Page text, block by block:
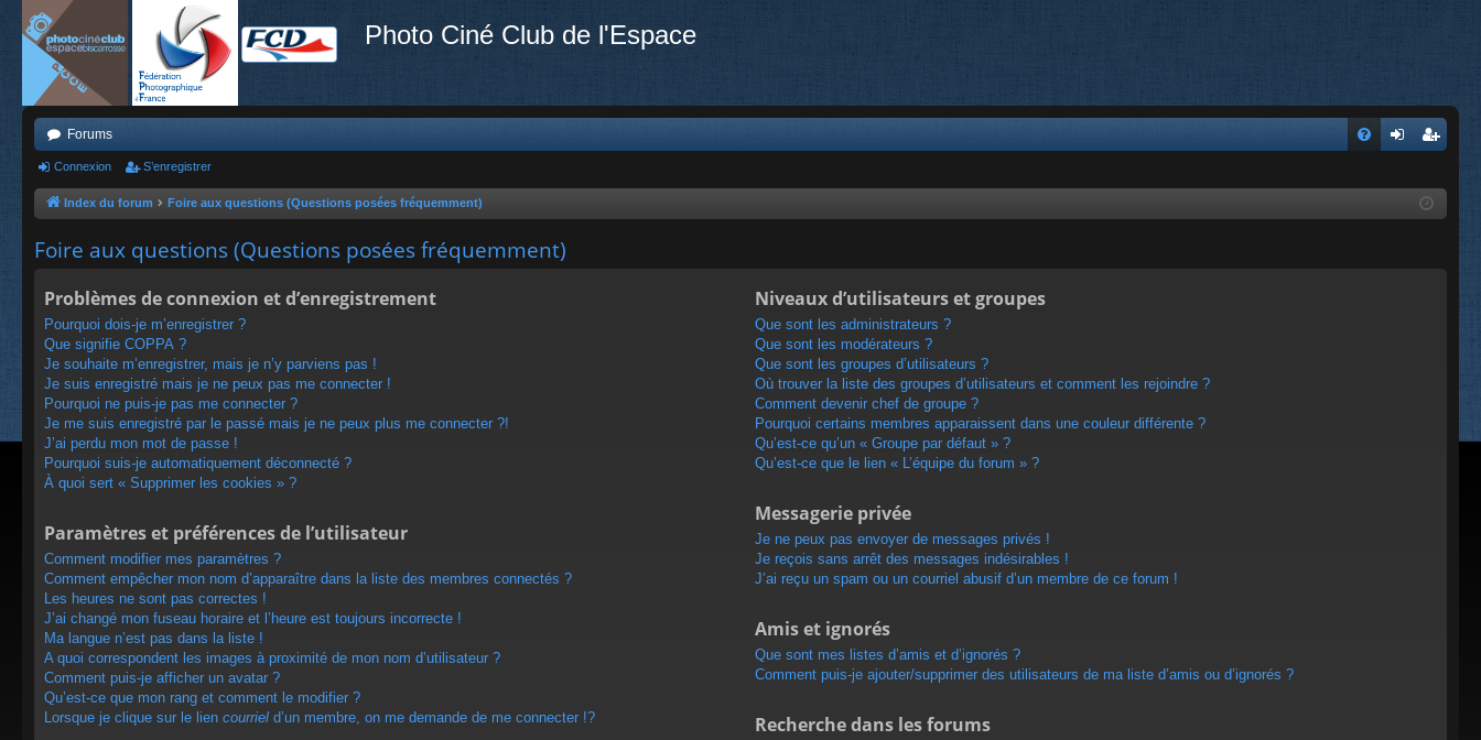
Photo Ciné Club de l'Espace
Forums
nr
Connexion S’enregistrer
Index du forum Foire aux questions (Questions posées fréquemment)
Foire aux questions (Questions posées fréquemment)
Problèmes de connexion et d’enregistrement
Pourquoi dois-je m’enregistrer ?
Que signifie COPPA ?
Je souhaite m’enregistrer, mais je n’y parviens pas !
Je suis enregistré mais je ne peux pas me connecter !
Pourquoi ne puis-je pas me connecter ?
Je me suis enregistré par le passé mais je ne peux plus me connecter ?!
J’ai perdu mon mot de passe !
Pourquoi suis-je automatiquement déconnecté ?
À quoi sert « Supprimer les cookies » ?
Paramètres et préférences de l’utilisateur
Comment modifier mes paramètres ?
Comment empêcher mon nom d’apparaître dans la liste des membres connectés ?
Les heures ne sont pas correctes !
J’ai changé mon fuseau horaire et l’heure est toujours incorrecte !
Ma langue n’est pas dans la liste !
A quoi correspondent les images à proximité de mon nom d’utilisateur ?
Comment puis-je afficher un avatar ?
Qu’est-ce que mon rang et comment le modifier ?
Lorsque je clique sur le lien courriel d’un membre, on me demande de me connecter !?
Niveaux d’utilisateurs et groupes
Que sont les administrateurs ?
Que sont les modérateurs ?
Que sont les groupes d’utilisateurs ?
Où trouver la liste des groupes d’utilisateurs et comment les rejoindre ?
Comment devenir chef de groupe ?
Pourquoi certains membres apparaissent dans une couleur différente ?
Qu’est-ce qu’un « Groupe par défaut » ?
Qu’est-ce que le lien « L’équipe du forum » ?
Messagerie privée
Je ne peux pas envoyer de messages privés !
Je reçois sans arrêt des messages indésirables !
J’ai reçu un spam ou un courriel abusif d’un membre de ce forum !
Amis et ignorés
Que sont mes listes d’amis et d’ignorés ?
Comment puis-je ajouter/supprimer des utilisateurs de ma liste d’amis ou d’ignorés ?
Recherche dans les forums